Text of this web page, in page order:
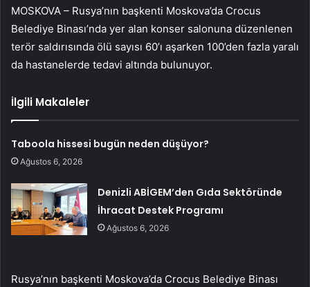
MOSKOVA – Rusya’nın başkenti Moskova’da Crocus
Belediye Binası’nda yer alan konser salonuna düzenlenen
terör saldırısında ölü sayısı 60’ı aşarken 100’den fazla yaralı
da hastanelerde tedavi altında bulunuyor.
İlgili Makaleler
Taboola hissesi bugün neden düşüyor?
Ağustos 6, 2026
Denizli ABİGEM’den Gıda Sektöründe
İhracat Destek Programı
Ağustos 6, 2026
Rusya’nın başkenti Moskova’da Crocus Belediye Binası